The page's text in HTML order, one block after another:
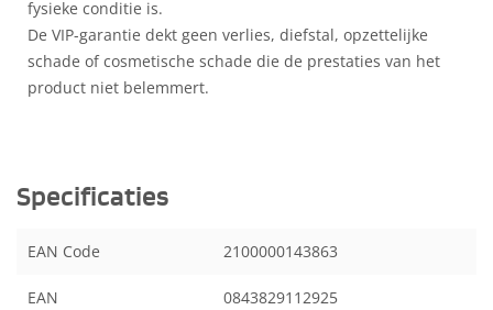
fysieke conditie is.
De VIP-garantie dekt geen verlies, diefstal, opzettelijke
schade of cosmetische schade die de prestaties van het
product niet belemmert.
Specificaties
EAN Code 2100000143863
EAN 0843829112925